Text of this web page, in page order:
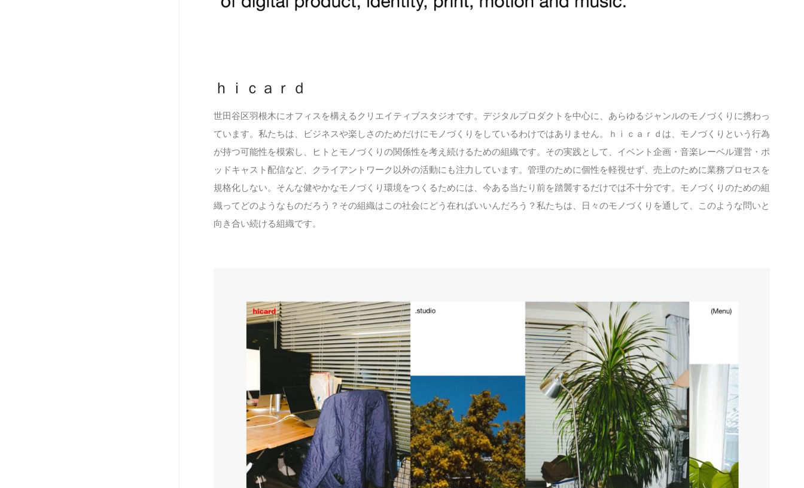
ｈｉｃａｒｄ
世田谷区羽根木にオフィスを構えるクリエイティブスタジオです。デジタルプロダクトを中心に、あらゆるジャンルのモノづくりに携わっ
ています。私たちは、ビジネスや楽しさのためだけにモノづくりをしているわけではありません。ｈｉｃａｒｄは、モノづくりという行為
が持つ可能性を模索し、ヒトとモノづくりの関係性を考え続けるための組織です。その実践として、イベント企画・音楽レーベル運営・ポ
ッドキャスト配信など、クライアントワーク以外の活動にも注力しています。管理のために個性を軽視せず、売上のために業務プロセスを
規格化しない。そんな健やかなモノづくり環境をつくるためには、今ある当たり前を踏襲するだけでは不十分です。モノづくりのための組
織ってどのようなものだろう？その組織はこの社会にどう在ればいいんだろう？私たちは、日々のモノづくりを通して、このような問いと
向き合い続ける組織です。